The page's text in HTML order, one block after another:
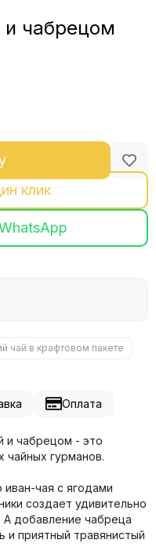
чабрецом
клик
чай в крафтовом пакете
Оплата
и чабрецом - это
гурманов.
чая с ягодами
создает удивительно
А добавление чабреца
и приятный травянистый